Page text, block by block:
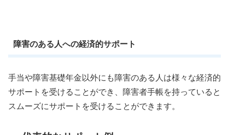
障害のある人への経済的サポート
手当や障害基礎年金以外にも障害のある人は様々な経済的
サポートを受けることができ、障害者手帳を持っていると
スムーズにサポートを受けることができます。